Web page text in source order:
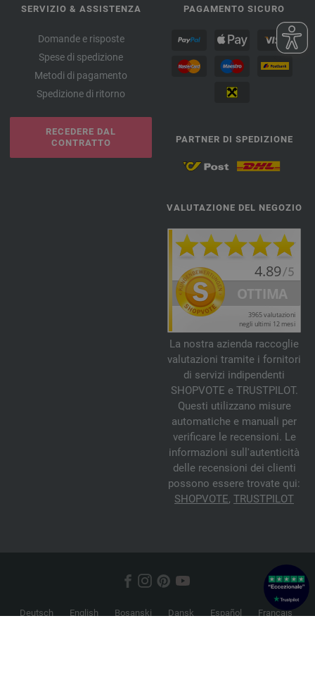
SERVIZIO & ASSISTENZA
Domande e risposte
Spese di spedizione
Metodi di pagamento
Spedizione di ritorno
RECEDERE DAL
CONTRATTO
PAGAMENTO SICURO
PARTNER DI SPEDIZIONE
VALUTAZIONE DEL NEGOZIO
La nostra azienda raccoglie
valutazioni tramite i fornitori
di servizi indipendenti
SHOPVOTE e TRUSTPILOT.
Questi utilizzano misure
automatiche e manuali per
verificare le recensioni. Le
informazioni sull'autenticità
delle recensioni dei clienti
possono essere trovate qui:
SHOPVOTE, TRUSTPILOT
Deutsch English Bosanski Dansk Español
Français